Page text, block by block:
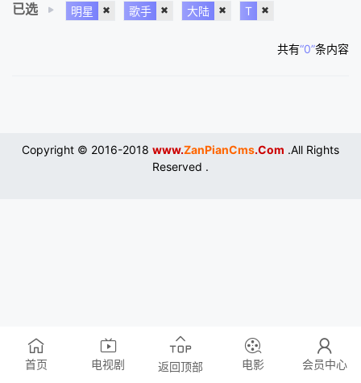
已选 明星 歌手 大陆 T
共有“0”条内容
Copyright © 2016-2018 www.ZanPianCms.Com .All Rights
Reserved .
首页 电视剧 返回顶部 电影 会员中心